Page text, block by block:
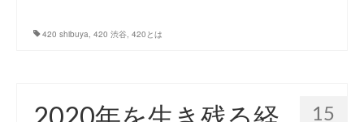
420 shibuya 420 渋谷 420とは
15
2020年を生き残る経